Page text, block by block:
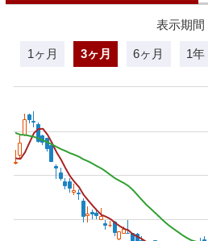
表示期間
1ヶ月 3ヶ月 6ヶ月 1年